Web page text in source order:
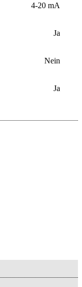
4-20 mA
Ja
Nein
Ja